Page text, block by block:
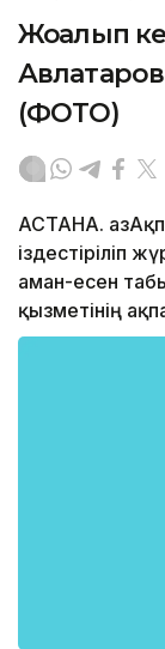
Жоғалып
(ФОТО)
АСТАНА.
іздестіріліп
аман-есен
қызметінің